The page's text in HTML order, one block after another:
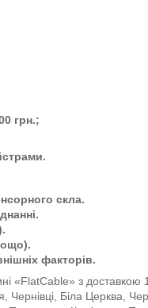
грн.;
скла.
факторів.
«FlatCable» з
Чернівці, Біла Церква,